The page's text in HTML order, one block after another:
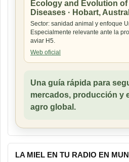
Ecology and Evolution
Diseases · Hobart,
Sector: sanidad animal y enfoque
Especialmente relevante ante la
aviar H5.
Web oficial
Una guía rápida para
mercados, producción y
agro global.
LA MIEL EN TU RADIO EN